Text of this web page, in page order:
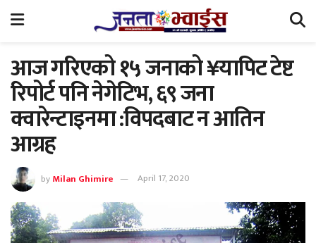
आज गरिएको १५ जनाको ¥यापिट टेष्ट
रिपोर्ट पनि नेगेटिभ, ६९ जना
क्वारेन्टाइनमा :विपदबाट न आतिन
आग्रह
byMilan Ghimire April 17, 2020